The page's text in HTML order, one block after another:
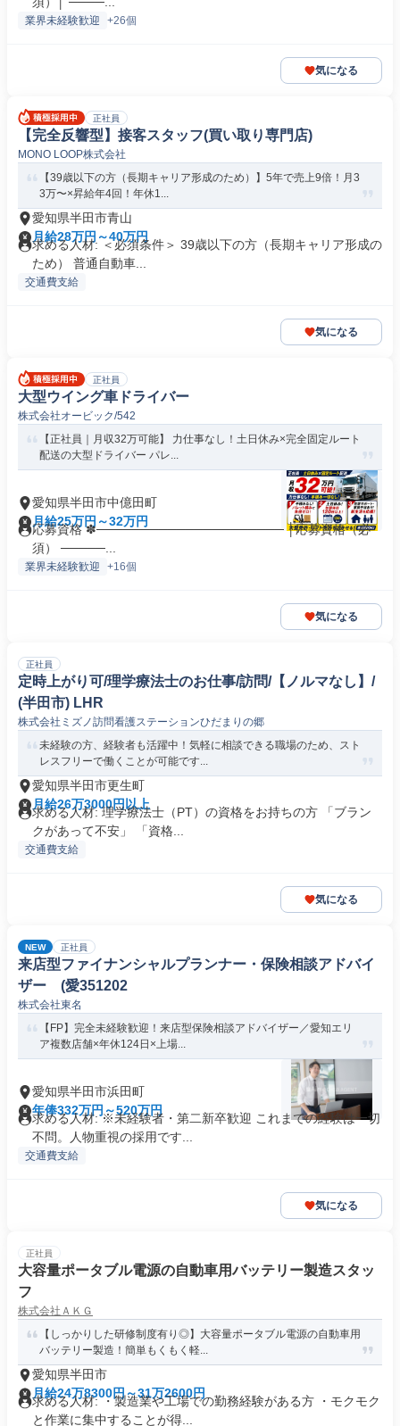
業界未経験歓迎 +26個
気になる
正社員
【完全反響型】接客スタッフ(買い取り専門店)
MONO LOOP株式会社
【39歳以下の方（長期キャリア形成のため）】5年で売上9倍！月3
3万〜×昇給年4回！年休1...
愛知県半田市青山
月給28万円～40万円
求める人材: ＜必須条件＞ 39歳以下の方（長期キャリア形成の
ため） 普通自動車...
交通費支給
気になる
正社員
大型ウイング車ドライバー
株式会社オービック/542
【正社員｜月収32万可能】 力仕事なし！土日休み×完全固定ルート
配送の大型ドライバー パレ...
愛知県半田市中億田町
月給25万円～32万円
応募資格 ✽───────────────────── │応募資格（必
須） ─────...
業界未経験歓迎 +16個
気になる
正社員
定時上がり可/理学療法士のお仕事/訪問/【ノルマなし】/
(半田市) LHR
株式会社ミズノ訪問看護ステーションひだまりの郷
未経験の方、経験者も活躍中！気軽に相談できる職場のため、スト
レスフリーで働くことが可能です...
愛知県半田市更生町
月給26万3000円以上
求める人材: 理学療法士（PT）の資格をお持ちの方 「ブラン
クがあって不安」 「資格...
交通費支給
気になる
NEW 正社員
来店型ファイナンシャルプランナー・保険相談アドバイ
ザー (愛351202
株式会社東名
【FP】完全未経験歓迎！来店型保険相談アドバイザー／愛知エリ
ア複数店舗×年休124日×上場...
愛知県半田市浜田町
年俸332万円～520万円
求める人材: ※未経験者・第二新卒歓迎 これまでの経験は一切
不問。人物重視の採用です...
交通費支給
気になる
正社員
大容量ポータブル電源の自動車用バッテリー製造スタッ
フ
株式会社ＡＫＧ
【しっかりした研修制度有り◎】大容量ポータブル電源の自動車用
バッテリー製造！簡単もくもく軽...
愛知県半田市
月給24万8300円～31万2600円
求める人材: ・製造業や工場での勤務経験がある方 ・モクモク
と作業に集中することが得...